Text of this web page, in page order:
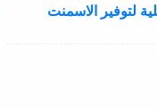
لتوفير الاسمنت